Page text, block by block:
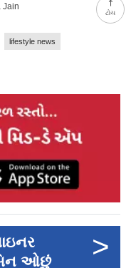
ટોચ
Jain
lifestyle news
ઓછું
>